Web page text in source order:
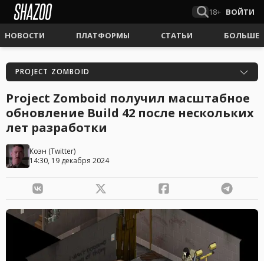
18+ ВОЙТИ
НОВОСТИ ПЛАТФОРМЫ СТАТЬИ БОЛЬШЕ
PROJECT ZOMBOID
Project Zomboid получил масштабное
обновление Build 42 после нескольких
лет разработки
Коэн (Twitter)
14:30, 19 декабря 2024